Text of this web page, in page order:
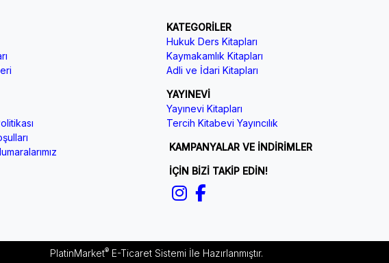
KATEGORİLER
Hukuk Ders Kitapları
Kaymakamlık Kitapları
Adli ve İdari Kitapları
YAYINEVİ
Yayınevi Kitapları
Tercih Kitabevi Yayıncılık
KAMPANYALAR VE İNDİRİMLER
İÇİN BİZİ TAKİP EDİN!
PlatinMarket®E-Ticaret Sistemiİle Hazırlanmıştır.